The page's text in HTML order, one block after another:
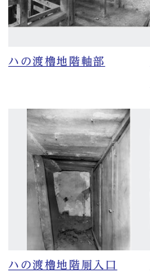
ハの渡櫓地階軸部
ハの渡櫓地階厠入口